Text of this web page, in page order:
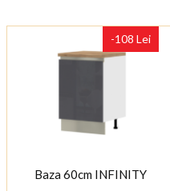
-108 Lei
Baza 60cm INFINITY